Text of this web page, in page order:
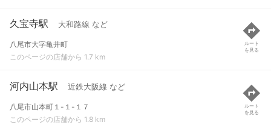
久宝寺駅 大和路線 など
八尾市大字亀井町
このページの店舗から 1.7 km
ルート
を見る
河内山本駅 近鉄大阪線 など
八尾市山本町１-１-１７
このページの店舗から 1.8 km
ルート
を見る